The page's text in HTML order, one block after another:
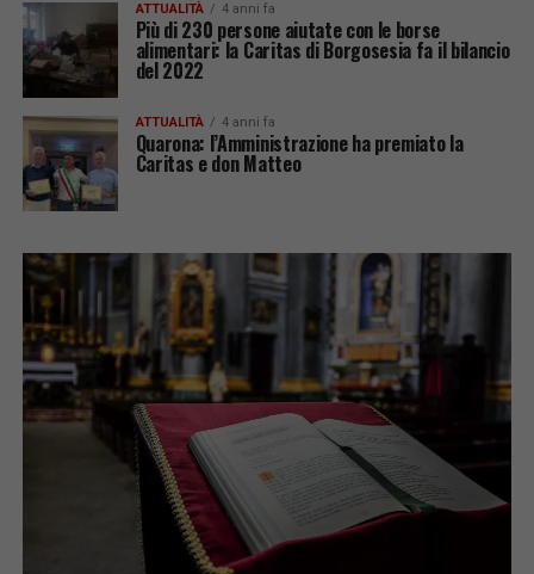
ATTUALITÀ 4 anni fa
Più di 230 persone aiutate con le borse
alimentari: la Caritas di Borgosesia fa il bilancio
del 2022
ATTUALITÀ 4 anni fa
Quarona: l’Amministrazione ha premiato la
Caritas e don Matteo